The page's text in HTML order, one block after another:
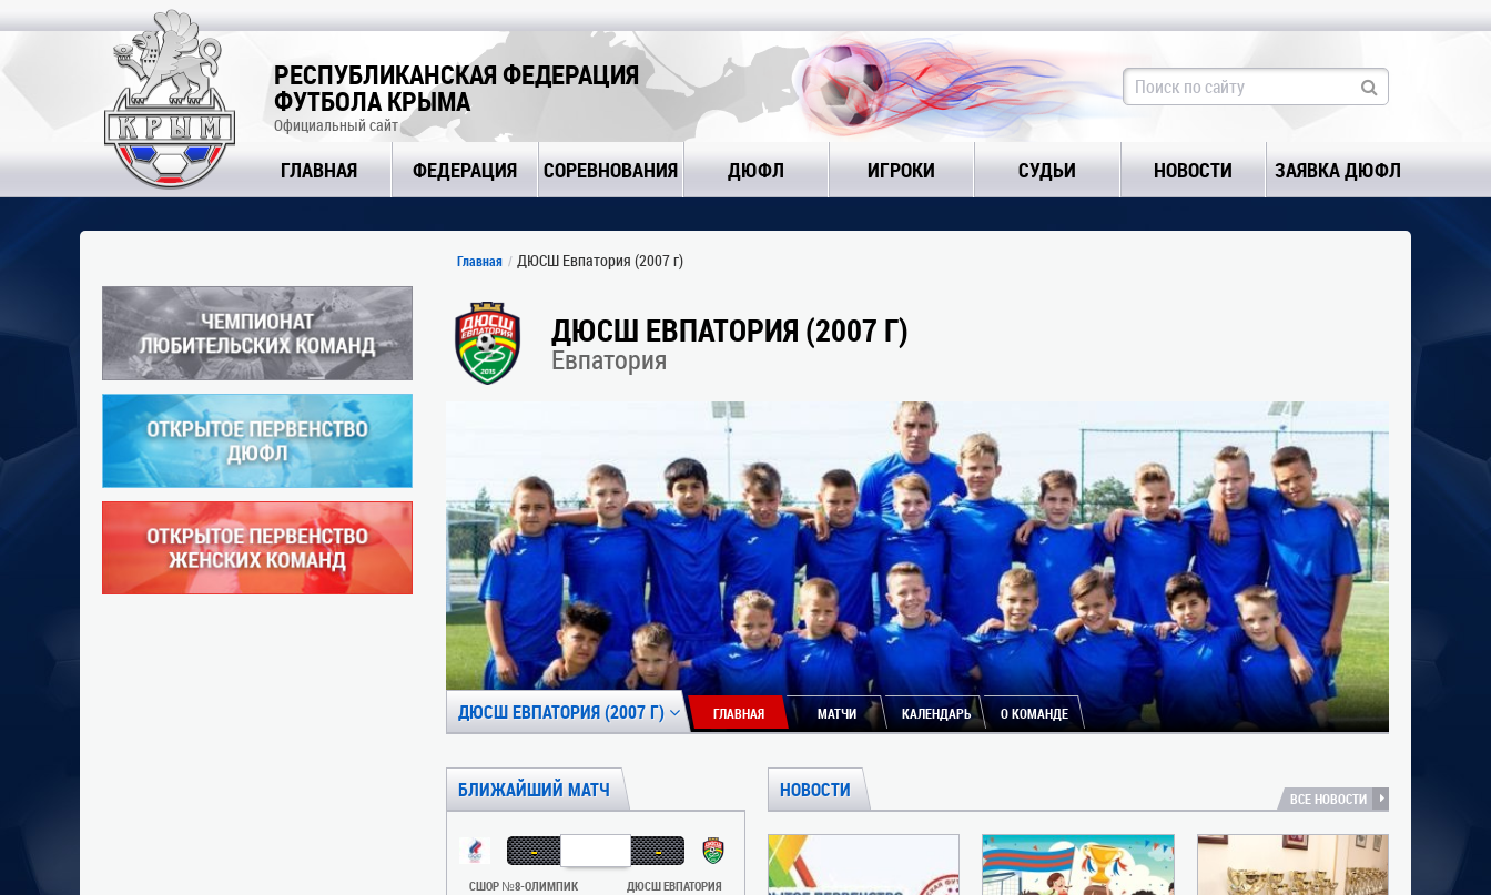
РЕСПУБЛИКАНСКАЯ ФЕДЕРАЦИЯ
ФУТБОЛА КРЫМА
Официальный сайт
ГЛАВНАЯ ФЕДЕРАЦИЯ СОРЕВНОВАНИЯ ДЮФЛ ИГРОКИ СУДЬИ НОВОСТИ ЗАЯВКА ДЮФЛ
Главная ДЮСШ Евпатория (2007 г)
ДЮСШ ЕВПАТОРИЯ (2007 Г)
Евпатория
ДЮСШ ЕВПАТОРИЯ (2007 Г) ГЛАВНАЯ МАТЧИ КАЛЕНДАРЬ О КОМАНДЕ
БЛИЖАЙШИЙ МАТЧ
- -
СШОР №8-ОЛИМПИК ДЮСШ ЕВПАТОРИЯ
НОВОСТИ ВСЕ НОВОСТИ